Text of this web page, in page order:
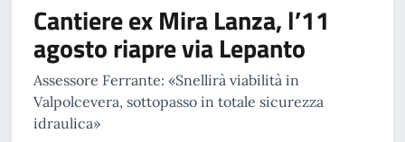
Cantiere ex Mira Lanza, l’11
agosto riapre via Lepanto
Assessore Ferrante: «Snellirà viabilità in
Valpolcevera, sottopasso in totale sicurezza
idraulica»